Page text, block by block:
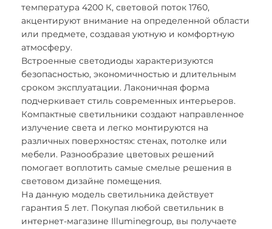
температура 4200 К, световой поток 1760,
акцентируют внимание на определенной области
или предмете, создавая уютную и комфортную
атмосферу.
Встроенные светодиоды характеризуются
безопасностью, экономичностью и длительным
сроком эксплуатации. Лаконичная форма
подчеркивает стиль современных интерьеров.
Компактные светильники создают направленное
излучение света и легко монтируются на
различных поверхностях: стенах, потолке или
мебели. Разнообразие цветовых решений
помогает воплотить самые смелые решения в
световом дизайне помещения.
На данную модель светильника действует
гарантия 5 лет. Покупая любой светильник в
интернет-магазине Illuminegroup, вы получаете